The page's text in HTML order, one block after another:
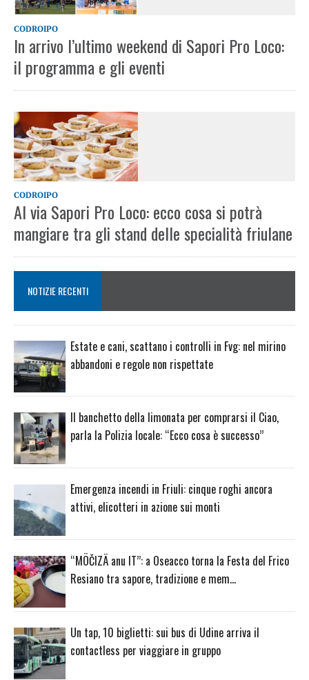
CODROIPO
In arrivo l’ultimo weekend di Sapori Pro Loco:
il programma e gli eventi
CODROIPO
Al via Sapori Pro Loco: ecco cosa si potrà
mangiare tra gli stand delle specialità friulane
NOTIZIE RECENTI
Estate e cani, scattano i controlli in Fvg: nel mirino
abbandoni e regole non rispettate
Il banchetto della limonata per comprarsi il Ciao,
parla la Polizia locale: “Ecco cosa è successo”
Emergenza incendi in Friuli: cinque roghi ancora
attivi, elicotteri in azione sui monti
“MÖČIZÄ anu IT”: a Oseacco torna la Festa del Frico
Resiano tra sapore, tradizione e mem…
Un tap, 10 biglietti: sui bus di Udine arriva il
contactless per viaggiare in gruppo